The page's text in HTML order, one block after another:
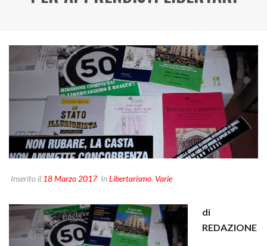
Inserito il 18 Marzo 2017 InLibertarismo, Varie
di
REDAZIONE